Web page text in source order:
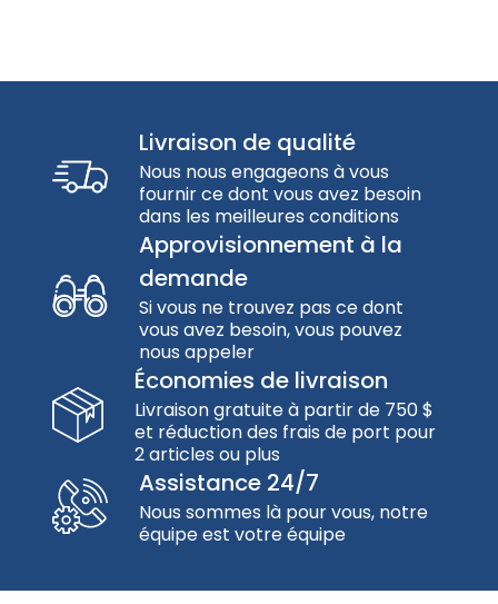
Livraison de qualité
Nous nous engageons à vous
fournir ce dont vous avez besoin
dans les meilleures conditions
Approvisionnement à la
demande
Si vous ne trouvez pas ce dont
vous avez besoin, vous pouvez
nous appeler
Économies de livraison
Livraison gratuite à partir de 750 $
et réduction des frais de port pour
2 articles ou plus
Assistance 24/7
Nous sommes là pour vous, notre
équipe est votre équipe